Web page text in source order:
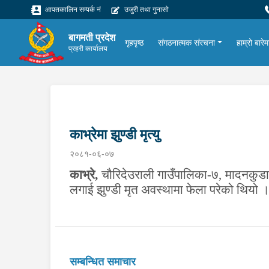
आपतकालिन सम्पर्क नं उजुरी तथा गुनासो
बागमती प्रदेश
प्रहरी कार्यालय
गृहपृष्ठ संगठनात्मक संरचना हाम्रो
काभ्रेमा झुण्डी मृत्यु
२०८१-०६-०७
काभ्रे, चौरिदेउराली गाउँपालिका-७,
लगाई झुण्डी मृत अवस्थामा फेला परेको
सम्बन्धित समाचार